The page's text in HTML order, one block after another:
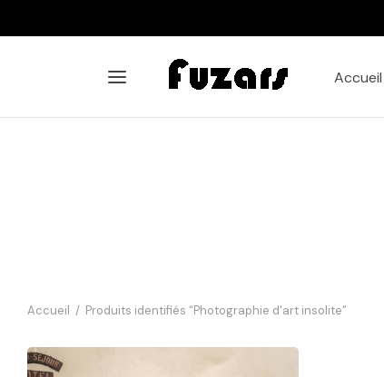
Accueil
Accueil / Produits identifiés “Photographie d'art insolite”